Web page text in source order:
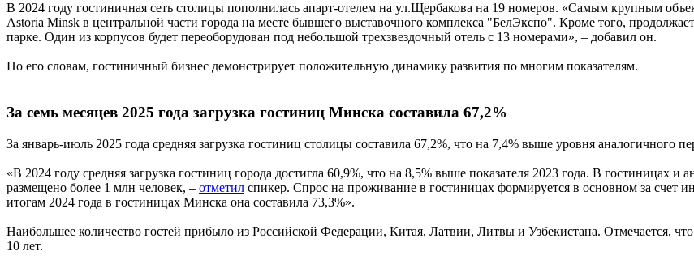
В 2024 году гостиничная сеть столицы пополнилась апарт-отелем на ул.Щербакова на 19 номеров. «Самым крупным
Astoria Minsk в центральной части города на месте бывшего выставочного комплекса "БелЭкспо". Кроме того,
парке. Один из корпусов будет переоборудован под небольшой трехзвездочный отель с 13 номерами», – добавил он.
По его словам, гостиничный бизнес демонстрирует положительную динамику развития по многим показателям.
За семь месяцев 2025 года загрузка гостиниц Минска составила 67,2%
За январь-июль 2025 года средняя загрузка гостиниц столицы составила 67,2%, что на 7,4% выше уровня аналогичного
«В 2024 году средняя загрузка гостиниц города достигла 60,9%, что на 8,5% выше показателя 2023 года. В гостиницах
размещено более 1 млн человек, – отметил спикер. Спрос на проживание в гостиницах формируется в основном за счет
итогам 2024 года в гостиницах Минска она составила 73,3%».
Наибольшее количество гостей прибыло из Российской Федерации, Китая, Латвии, Литвы и Узбекистана. Отмечается,
10 лет.